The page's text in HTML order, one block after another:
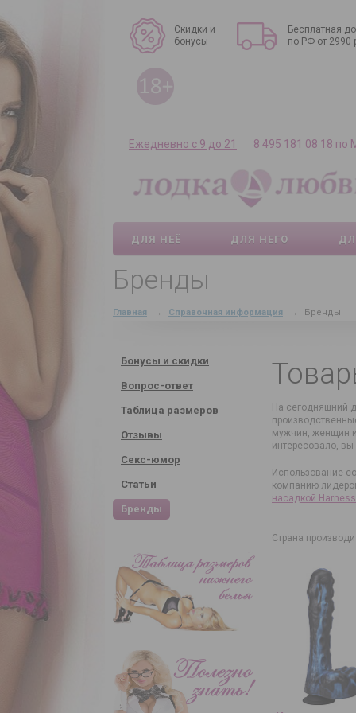
Скидки и
бонусы
Бесплатная
по РФ от 2990
Ежедневно с 9 до 21 8 495 181 08 18 по
ДЛЯ НЕЁ ДЛЯ НЕГО
Бренды
Главная → Справочная информация → Бренды
Бонусы и скидки
Вопрос-ответ
Таблица размеров
Отзывы
Секс-юмор
Статьи
Бренды
На сегодняшний
мужчин, женщин
интересовало,
Использование
компанию
насадкой Harness
Страна